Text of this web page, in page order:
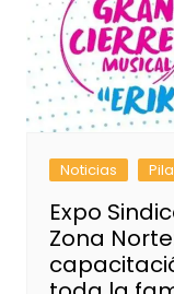
Noticias
Expo
Zona